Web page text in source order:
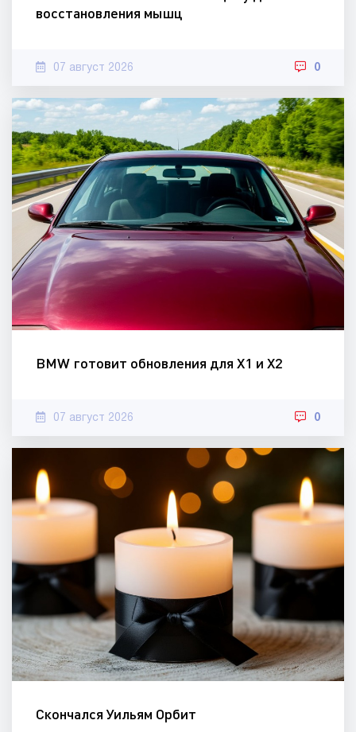
восстановления мышц
07 август 2026 0
BMW готовит обновления для X1 и X2
07 август 2026 0
Скончался Уильям Орбит